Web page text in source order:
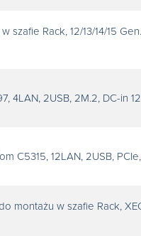
Rack, 12/13/14/15
4LAN, 2USB, 2M.2, DC-in
C5315, 12LAN, 2USB, PCIe,
montażu w szafie Rack,